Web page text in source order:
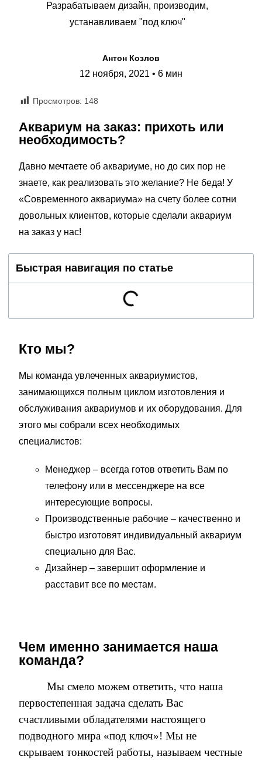
Разрабатываем дизайн, производим,
устанавливаем "под ключ"
Антон Козлов
12 ноября, 2021 • 6 мин
Просмотров: 148
Аквариум на заказ: прихоть или
необходимость?
Давно мечтаете об аквариуме, но до сих пор не
знаете, как реализовать это желание? Не беда! У
«Современного аквариума» на счету более сотни
довольных клиентов, которые сделали аквариум
на заказ у нас!
Быстрая навигация по статье
Кто мы?
Мы команда увлеченных аквариумистов,
занимающихся полным циклом изготовления и
обслуживания аквариумов и их оборудования. Для
этого мы собрали всех необходимых
специалистов:
Менеджер – всегда готов ответить Вам по
телефону или в мессенджере на все
интересующие вопросы.
Производственные рабочие – качественно и
быстро изготовят индивидуальный аквариум
специально для Вас.
Дизайнер – завершит оформление и
расставит все по местам.
Чем именно занимается наша
команда?
Мы смело можем ответить, что наша
первостепенная задача сделать Вас
счастливыми обладателями настоящего
подводного мира «под ключ»! Мы не
скрываем тонкостей работы, называем честные